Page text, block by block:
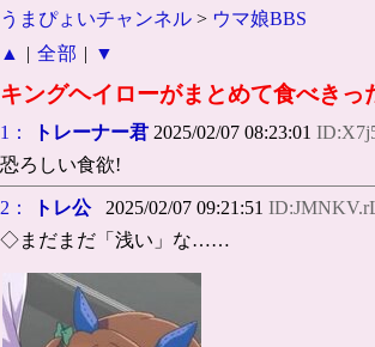
うまぴょいチャンネル > ウマ娘BBS
▲
| 全部 | ▼
キングヘイローがまとめて食べきっ
1： トレーナー君 2025/02/07 08:23:01
恐ろしい食欲!
2： トレ公2025/02/07 09:21:51
◇まだまだ「浅い」な……